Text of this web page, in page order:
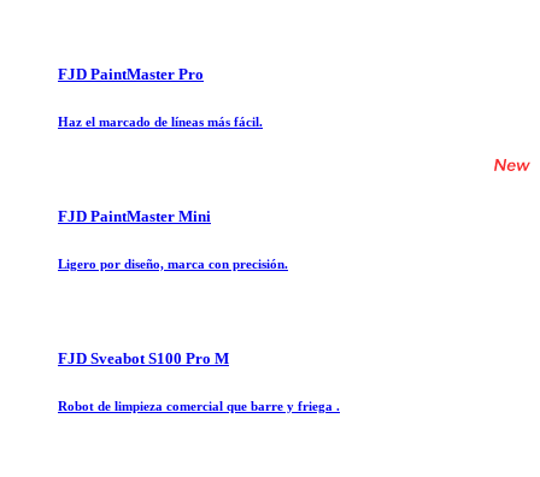
FJD PaintMaster Pro
Haz el marcado de líneas más fácil.
FJD PaintMaster Mini
Ligero por diseño, marca con precisión.
FJD Sveabot S100 Pro M
Robot de limpieza comercial que barre y friega .